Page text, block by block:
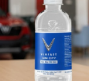
Mỹ Việt – Hàn:
Công Với Nước
lược Sử dụng
Chất lượng Dịch